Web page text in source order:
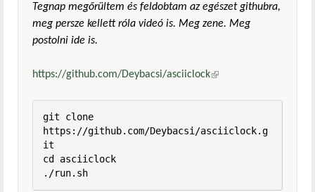
Tegnap megőrültem és feldobtam az egészet githubra,
meg persze kellett róla videó is. Meg zene. Meg
postolni ide is.
https://github.com/Deybacsi/asciiclock(külső hivatkozás)
git clone
https://github.com/Deybacsi/asciiclock.g
it
cd asciiclock
./run.sh